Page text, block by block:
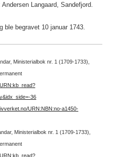
Langaard, Sandefjord.
ble begravet 10 januar 1743.
Ministerialbok nr. 1 (1709-1733),
36
URN:NBN:no-a1450-
Ministerialbok nr. 1 (1709-1733),